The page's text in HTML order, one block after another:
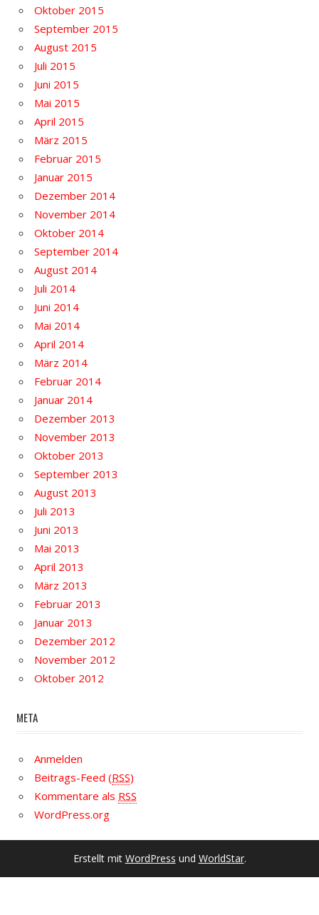
Oktober 2015
September 2015
August 2015
Juli 2015
Juni 2015
Mai 2015
April 2015
März 2015
Februar 2015
Januar 2015
Dezember 2014
November 2014
Oktober 2014
September 2014
August 2014
Juli 2014
Juni 2014
Mai 2014
April 2014
März 2014
Februar 2014
Januar 2014
Dezember 2013
November 2013
Oktober 2013
September 2013
August 2013
Juli 2013
Juni 2013
Mai 2013
April 2013
März 2013
Februar 2013
Januar 2013
Dezember 2012
November 2012
Oktober 2012
META
Anmelden
Beitrags-Feed (RSS)
Kommentare als RSS
WordPress.org
Erstellt mit WordPress und WorldStar.